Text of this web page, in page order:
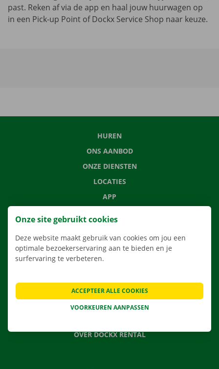
past. Reken af via de app en haal jouw huurwagen op
in een Pick-up Point of Dockx Service Shop naar keuze.
HUREN
ONS AANBOD
ONZE DIENSTEN
LOCATIES
APP
CONTACTEER ONS
NIEUWS
CADEAUBON
OVER DOCKX RENTAL
Onze site gebruikt cookies
Deze website maakt gebruik van cookies om jou een
optimale bezoekerservaring aan te bieden en je
surfervaring te verbeteren.
VOORKEUREN AANPASSEN
ACCEPTEER ALLE COOKIES